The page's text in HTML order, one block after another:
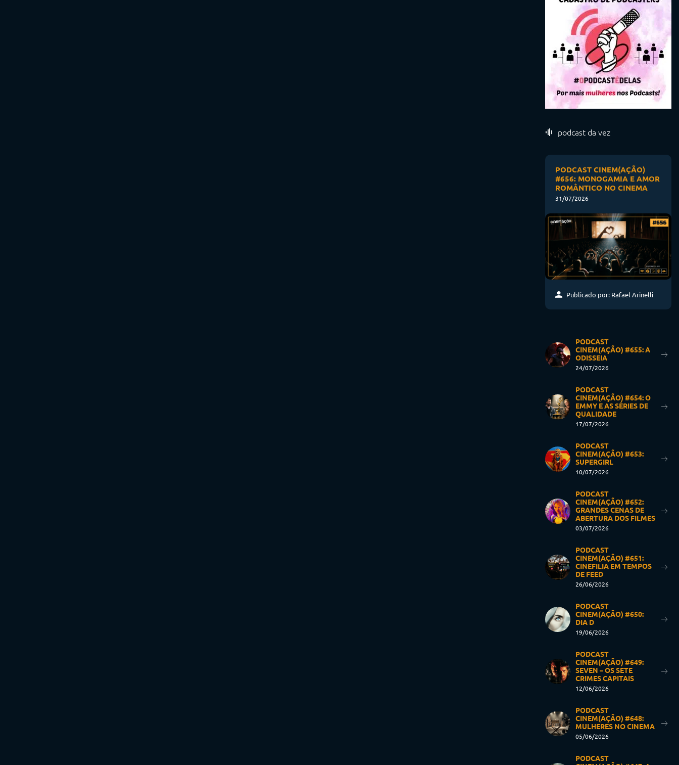
podcast da vez
PODCAST CINEM(AÇÃO)
#656: MONOGAMIA E AMOR
ROMÂNTICO NO CINEMA
31/07/2026
Publicado por: Rafael Arinelli
PODCAST
CINEM(AÇÃO) #655: A
ODISSEIA
24/07/2026
PODCAST
CINEM(AÇÃO) #654: O
EMMY E AS SÉRIES DE
QUALIDADE
17/07/2026
PODCAST
CINEM(AÇÃO) #653:
SUPERGIRL
10/07/2026
PODCAST
CINEM(AÇÃO) #652:
GRANDES CENAS DE
ABERTURA DOS FILMES
03/07/2026
PODCAST
CINEM(AÇÃO) #651:
CINEFILIA EM TEMPOS
DE FEED
26/06/2026
PODCAST
CINEM(AÇÃO) #650:
DIA D
19/06/2026
PODCAST
CINEM(AÇÃO) #649:
SEVEN – OS SETE
CRIMES CAPITAIS
12/06/2026
PODCAST
CINEM(AÇÃO) #648:
MULHERES NO CINEMA
05/06/2026
PODCAST